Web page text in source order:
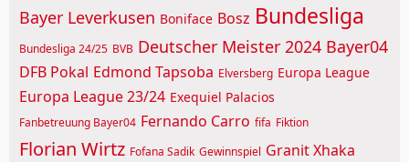
Bayer Leverkusen Boniface Bosz Bundesliga
Bundesliga 24/25 BVB Deutscher Meister 2024 Bayer04
DFB Pokal Edmond Tapsoba Elversberg Europa League
Europa League 23/24 Exequiel Palacios
Fanbetreuung Bayer04 Fernando Carro fifa Fiktion
Florian Wirtz Fofana Sadik Gewinnspiel Granit Xhaka